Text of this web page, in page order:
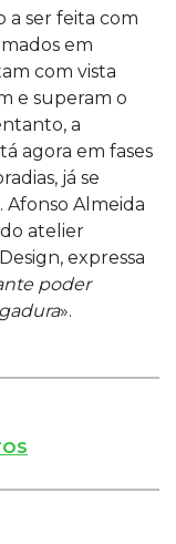
a ser feita com
em
com vista
e superam o
a
agora em fases
já se
Almeida
atelier
expressa
poder
».